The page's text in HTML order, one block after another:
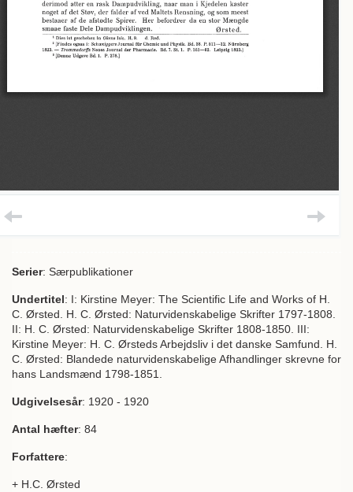
Serier: Særpublikationer
Undertitel: I: Kirstine Meyer: The Scientific Life and Works of H.
C. Ørsted. H. C. Ørsted: Naturvidenskabelige Skrifter 1797-1808.
II: H. C. Ørsted: Naturvidenskabelige Skrifter 1808-1850. III:
Kirstine Meyer: H. C. Ørsteds Arbejdsliv i det danske Samfund. H.
C. Ørsted: Blandede naturvidenskabelige Afhandlinger skrevne for
hans Landsmænd 1798-1851.
Udgivelsesår: 1920 - 1920
Antal hæfter: 84
Forfattere:
+ H.C. Ørsted